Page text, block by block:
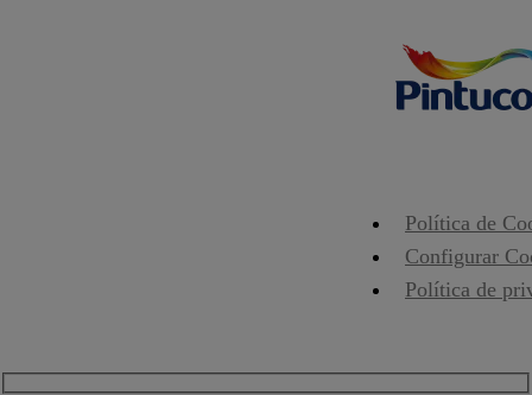
Política de
Configurar
Política de